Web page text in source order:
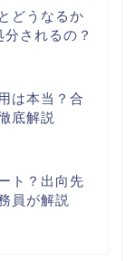
どうなるか
されるの？
は本当？合
底解説
ト？出向先
員が解説